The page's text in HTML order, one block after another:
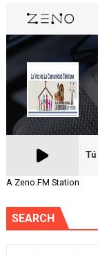
A Zeno.FM Station
SEARCH